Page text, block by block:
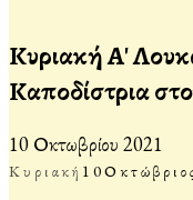
Κυριακή Α'
Καποδίστρια
10 Οκτωβρίου 2021
Κυριακή 10